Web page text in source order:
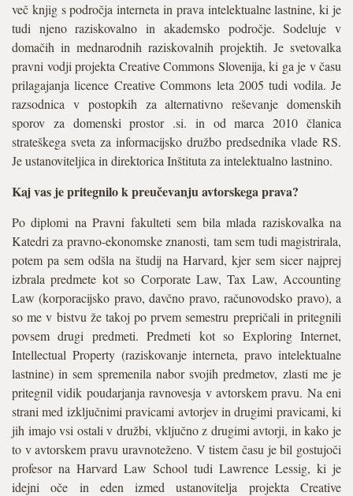
več knjig s področja interneta in prava intelektualne lastnine, ki je
tudi njeno raziskovalno in akademsko področje. Sodeluje v
domačih in mednarodnih raziskovalnih projektih. Je svetovalka
pravni vodji projekta Creative Commons Slovenija, ki ga je v času
prilagajanja licence Creative Commons leta 2005 tudi vodila. Je
razsodnica v postopkih za alternativno reševanje domenskih
sporov za domenski prostor .si. in od marca 2010 članica
strateškega sveta za informacijsko družbo predsednika vlade RS.
Je ustanoviteljica in direktorica Inštituta za intelektualno lastnino.
Kaj vas je pritegnilo k preučevanju avtorskega prava?
Po diplomi na Pravni fakulteti sem bila mlada raziskovalka na
Katedri za pravno-ekonomske znanosti, tam sem tudi magistrirala,
potem pa sem odšla na študij na Harvard, kjer sem sicer najprej
izbrala predmete kot so Corporate Law, Tax Law, Accounting
Law (korporacijsko pravo, davčno pravo, računovodsko pravo), a
so me v bistvu že takoj po prvem semestru prepričali in pritegnili
povsem drugi predmeti. Predmeti kot so Exploring Internet,
Intellectual Property (raziskovanje interneta, pravo intelektualne
lastnine) in sem spremenila nabor svojih predmetov, zlasti me je
pritegnil vidik poudarjanja ravnovesja v avtorskem pravu. Na eni
strani med izključnimi pravicami avtorjev in drugimi pravicami, ki
jih imajo vsi ostali v družbi, vključno z drugimi avtorji, in kako je
to v avtorskem pravu uravnoteženo. V tistem času je bil gostujoči
profesor na Harvard Law School tudi Lawrence Lessig, ki je
idejni oče in eden izmed ustanovitelja projekta Creative